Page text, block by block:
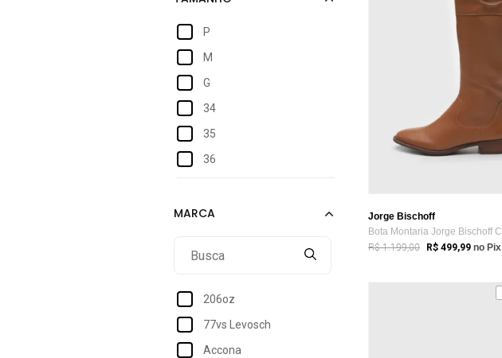
P
M
G
34
35
36
38
85
206oz
77vs Levosch
Accona
Jorge Bischoff
R$ 1.199,00 R$ 499,99 no Pix